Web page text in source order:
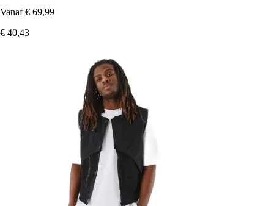
Vanaf € 69,99
€ 40,43